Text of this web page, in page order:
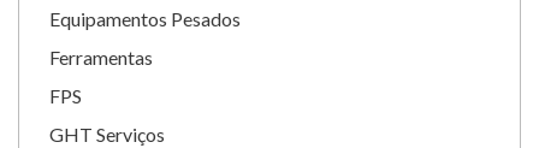
Equipamentos Pesados
Ferramentas
FPS
GHT Serviços